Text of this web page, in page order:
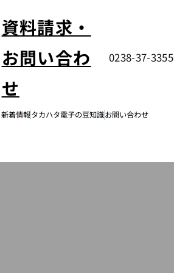
資料請求・
お問い合わ
せ
0238-37-3355
新着情報タカハタ電子の豆知識お問い合わせ